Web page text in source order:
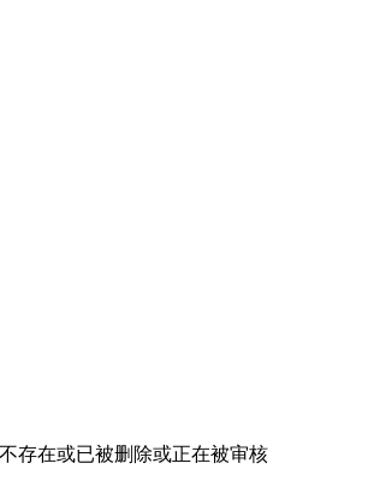
存在或已被删除或正在被审核